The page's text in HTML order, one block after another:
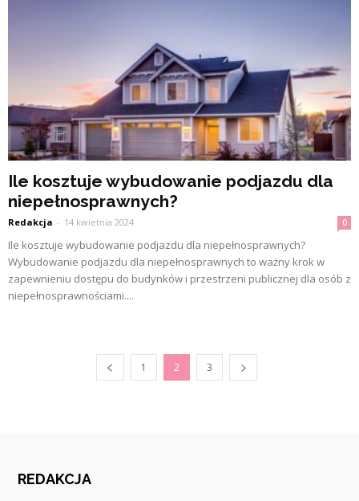
Ile kosztuje wybudowanie podjazdu dla
niepełnosprawnych?
Redakcja - 14 kwietnia 2024 0
Ile kosztuje wybudowanie podjazdu dla niepełnosprawnych?
Wybudowanie podjazdu dla niepełnosprawnych to ważny krok w
zapewnieniu dostępu do budynków i przestrzeni publicznej dla osób z
niepełnosprawnościami....
1 2 3
REDAKCJA